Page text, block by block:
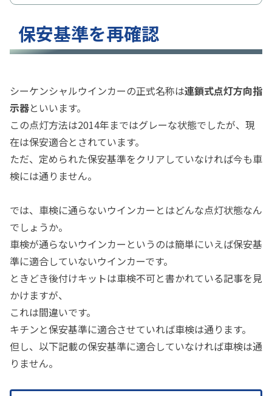
保安基準を再確認
シーケンシャルウインカーの正式名称は連鎖式点灯方向指
示器といいます。
この点灯方法は2014年まではグレーな状態でしたが、現
在は保安適合とされています。
ただ、定められた保安基準をクリアしていなければ今も車
検には通りません。
では、車検に通らないウインカーとはどんな点灯状態なん
でしょうか。
車検が通らないウインカーというのは簡単にいえば保安基
準に適合していないウインカーです。
ときどき後付けキットは車検不可と書かれている記事を見
かけますが、
これは間違いです。
キチンと保安基準に適合させていれば車検は通ります。
但し、以下記載の保安基準に適合していなければ車検は通
りません。